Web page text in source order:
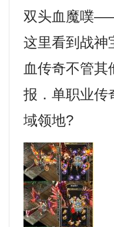
双头血魔噗
这里看到战神
血传奇不管
报．单职业传
域领地?